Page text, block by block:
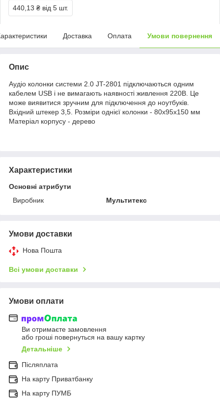
440,13 ₴ від 5 шт.
Доставка Оплата Умови повернення
Опис
Аудіо колонки системи 2.0 JT-2801 підключаються одним
кабелем USB і не вимагають наявності живлення 220В. Це
може виявитися зручним для підключення до ноутбуків.
Вхідний штекер 3,5. Розміри однієї колонки - 80х95х150 мм
Матеріал корпусу - дерево
Характеристики
Основні атрибути
Виробник
Мультитекс
Умови доставки
Нова Пошта
Всі умови доставки
Умови оплати
Ви отримаєте замовлення
або гроші повернуться на вашу картку
Детальніше
Післяплата
На карту Приватбанку
На карту ПУМБ